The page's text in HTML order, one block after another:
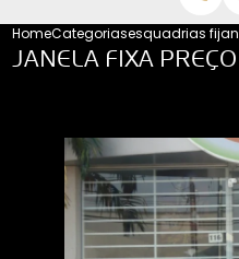
HomeCategoriasesquadrias
JANELA FIXA